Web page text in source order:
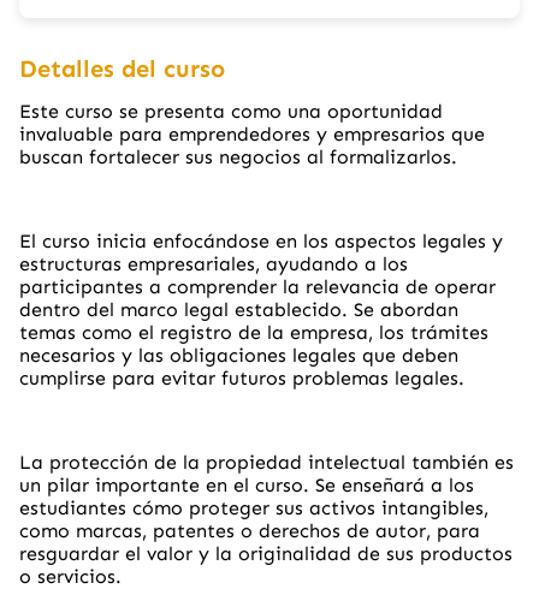
Detalles del curso
Este curso se presenta como una oportunidad
invaluable para emprendedores y empresarios que
buscan fortalecer sus negocios al formalizarlos.
El curso inicia enfocándose en los aspectos legales y
estructuras empresariales, ayudando a los
participantes a comprender la relevancia de operar
dentro del marco legal establecido. Se abordan
temas como el registro de la empresa, los trámites
necesarios y las obligaciones legales que deben
cumplirse para evitar futuros problemas legales.
La protección de la propiedad intelectual también es
un pilar importante en el curso. Se enseñará a los
estudiantes cómo proteger sus activos intangibles,
como marcas, patentes o derechos de autor, para
resguardar el valor y la originalidad de sus productos
o servicios.